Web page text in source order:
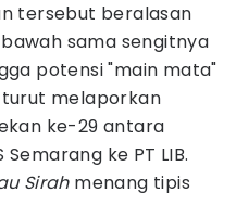
tersebut beralasan
sama sengitnya
potensi "main mata"
turut melaporkan
ke-29 antara
ke PT LIB.
Sirahmenang tipis